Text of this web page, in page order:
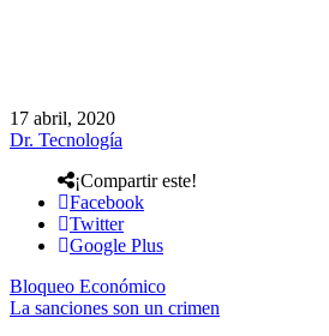
17 abril, 2020
Dr. Tecnología
¡Compartir este!
Facebook
Twitter
Google Plus
Bloqueo Económico
La sanciones son un crimen